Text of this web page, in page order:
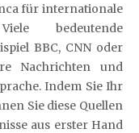
für internationale
bedeutende
BBC, CNN oder
Nachrichten und
Indem Sie Ihr
Sie diese Quellen
aus erster Hand